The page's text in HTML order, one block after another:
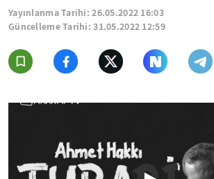
Yayınlanma Tarihi:26.05.2022 16:03
Güncelleme Tarihi:31.05.2022 12:59